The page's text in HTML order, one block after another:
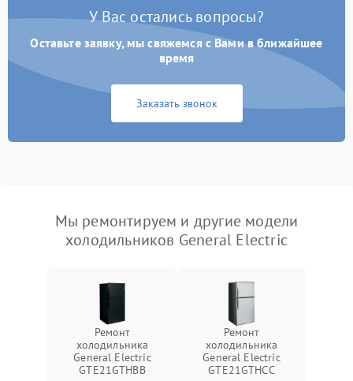
У Вас остались вопросы?
Оставьте заявку, мы свяжемся с Вами в ближайшее
время
Заказать звонок
Мы ремонтируем и другие модели
холодильников General Electric
Ремонт
холодильника
General Electric
GTE21GTHBB
Ремонт
холодильника
General Electric
GTE21GTHCC